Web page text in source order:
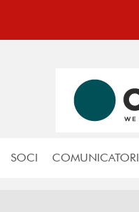
SOCI COMUNICATORI